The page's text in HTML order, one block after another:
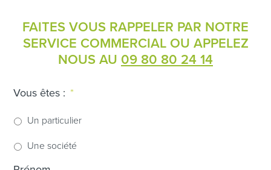
FAITES VOUS RAPPELER PAR NOTRE
SERVICE COMMERCIAL OU APPELEZ
NOUS AU 09 80 80 24 14
Vous êtes : *
Un particulier
Une société